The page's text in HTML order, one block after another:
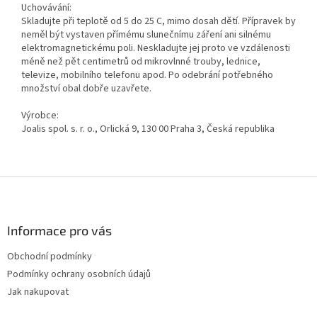
Uchovávání:
Skladujte při teplotě od 5 do 25 C, mimo dosah dětí. Přípravek by
neměl být vystaven přímému slunečnímu záření ani silnému
elektromagnetickému poli. Neskladujte jej proto ve vzdálenosti
méně než pět centimetrů od mikrovlnné trouby, lednice,
televize, mobilního telefonu apod. Po odebrání potřebného
množství obal dobře uzavřete.
Výrobce:
Joalis spol. s. r. o., Orlická 9, 130 00 Praha 3, Česká republika
Informace pro vás
Obchodní podmínky
Podmínky ochrany osobních údajů
Jak nakupovat